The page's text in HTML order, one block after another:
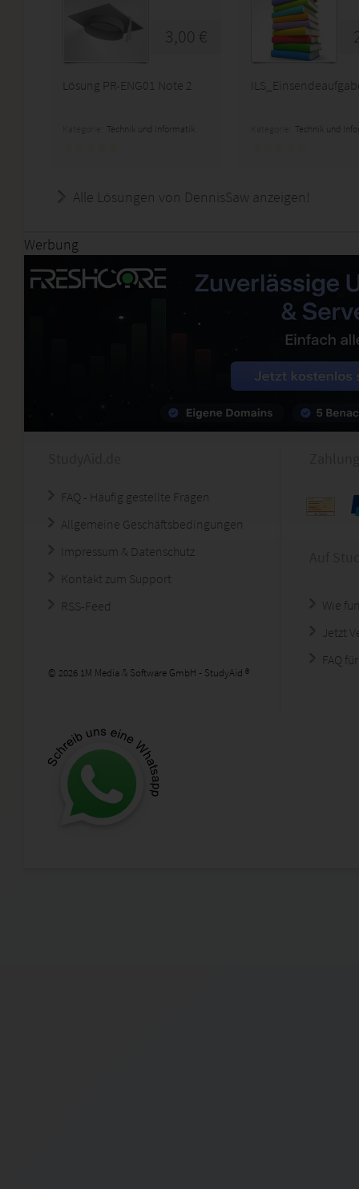
3,00 €
Lösung PR-ENG01 Note 2
Technik und Informatik Technik und
Alle Lösungen von DennisSaw anzeigen!
Werbung
FAQ - Häufig gestellte Fragen
Allgemeine Geschäftsbedingungen
Impressum & Datenschutz
Kontakt zum Support
RSS-Feed
© 2026 1M Media & Software GmbH - StudyAid ®
Wie
Jetzt
FAQ